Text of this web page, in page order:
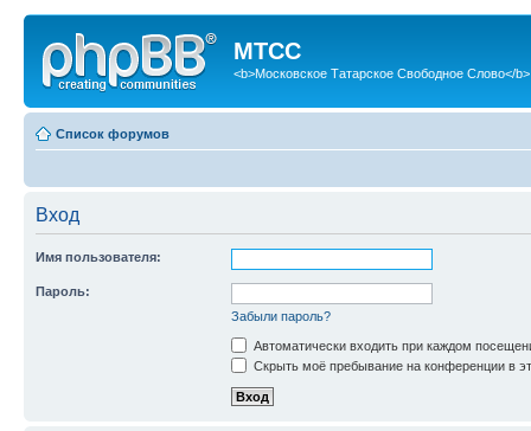
МТСС
<b>Московское Татарское Свободное Слово</b>
Список форумов
Вход
Имя пользователя:
Пароль:
Забыли пароль?
Автоматически входить при каждом
Скрыть моё пребывание на конференции в